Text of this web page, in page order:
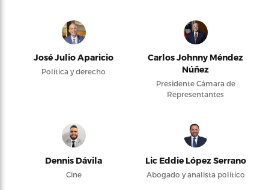
José Julio Aparicio
Política y derecho
Carlos Johnny Méndez
Núñez
Presidente Cámara de
Representantes
Dennis Dávila
Cine
Lic Eddie López Serrano
Abogado y analista político